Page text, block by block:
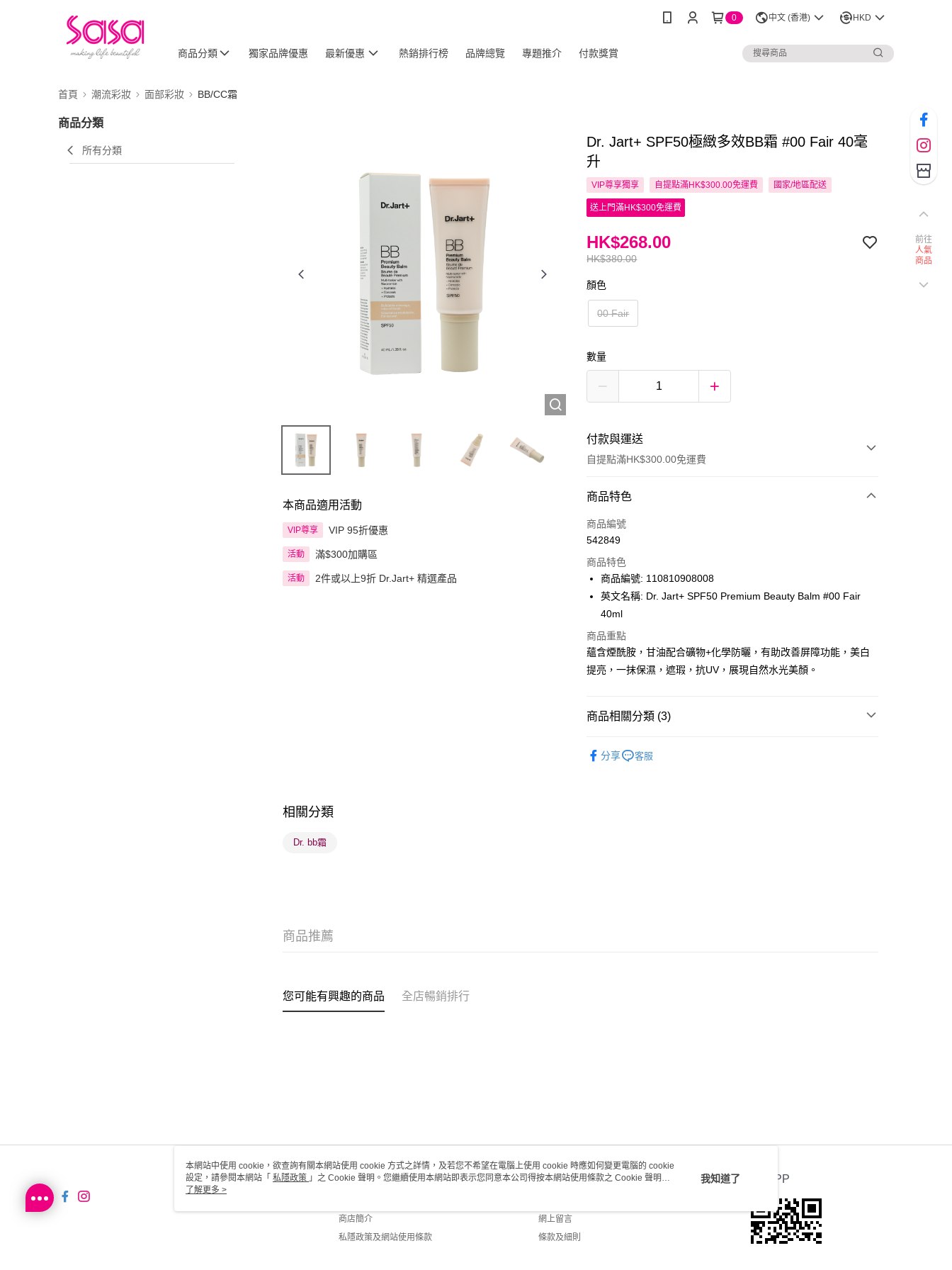
0 中文 (香港) HKD
商品分類 獨家品牌優惠 最新優惠 熱銷排行榜 品牌總覽 專題推介 付款獎賞
首頁 潮流彩妝 面部彩妝 BB/CC霜
商品分類
所有分類
本商品適用活動
VIP尊享 VIP 95折優惠
活動 滿$300加購區
活動 2件或以上9折 Dr.Jart+ 精選產品
Dr. Jart+ SPF50極緻多效BB霜 #00 Fair 40毫
升
VIP尊享獨享 自提點滿HK$300.00免運費 國家/地區配送
送上門滿HK$300免運費
HK$380.00
HK$268.00
顏色
00 Fair
數量
付款與運送
自提點滿HK$300.00免運費
付款方式
信用卡
AlipayHK
PayMe
BoC Pay
順豐自助櫃 - 確認發貨後1-3個工作天送達
商品特色
商品編號
542849
商品特色
商品編號: 110810908008
英文名稱: Dr. Jart+ SPF50 Premium Beauty Balm #00 Fair
40ml
商品重點
蘊含煙酰胺，甘油配合礦物+化學防曬，有助改善屏障功能，美白
提亮，一抹保濕，遮瑕，抗UV，展現自然水光美顏。
商品相關分類 (3)
分享 客服
相關分類
Dr. bb霜
商品推薦
您可能有興趣的商品 全店暢銷排行
關於我們
商店簡介
私隱政策及網站使用條款
客戶服務
網上留言
條款及細則
官方APP
前往
人氣
商品
本網站中使用 cookie，欲查詢有關本網站使用 cookie 方式之詳情，及若您不希望在電腦上使用 cookie 時應如何變更電腦的 cookie
設定，請參閱本網站「 私隱政策 」之 Cookie 聲明。您繼續使用本網站即表示您同意本公司得按本網站使用條款之 Cookie 聲明使
用 cookie。
了解更多 >
我知道了